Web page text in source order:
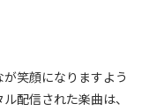
が笑顔になりますよう
配信された楽曲は、